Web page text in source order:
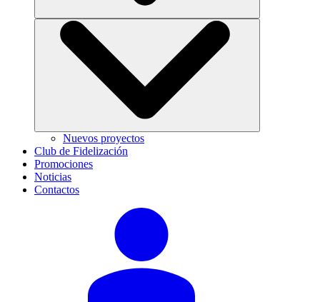
Nuevos proyectos
Club de Fidelización
Promociones
Noticias
Contactos